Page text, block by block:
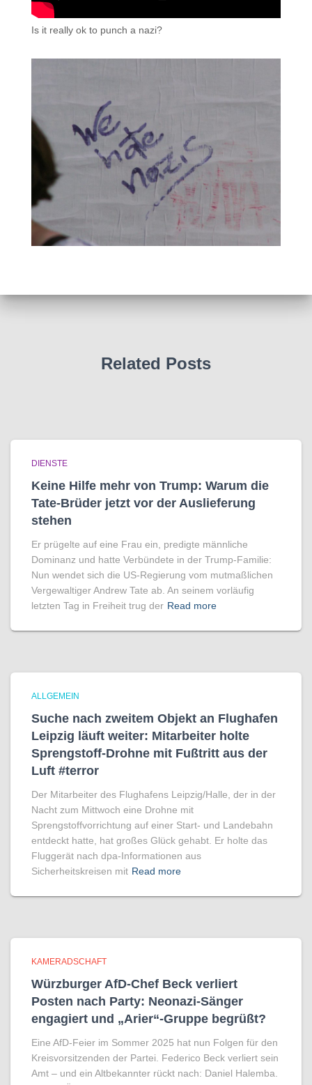
Is it really ok to punch a nazi?
Related Posts
DIENSTE
Keine Hilfe mehr von Trump: Warum die
Tate-Brüder jetzt vor der Auslieferung
stehen
Er prügelte auf eine Frau ein, predigte männliche
Dominanz und hatte Verbündete in der Trump-Familie:
Nun wendet sich die US-Regierung vom mutmaßlichen
Vergewaltiger Andrew Tate ab. An seinem vorläufig
letzten Tag in Freiheit trug der Read more
ALLGEMEIN
Suche nach zweitem Objekt an Flughafen
Leipzig läuft weiter: Mitarbeiter holte
Sprengstoff-Drohne mit Fußtritt aus der
Luft #terror
Der Mitarbeiter des Flughafens Leipzig/Halle, der in der
Nacht zum Mittwoch eine Drohne mit
Sprengstoffvorrichtung auf einer Start- und Landebahn
entdeckt hatte, hat großes Glück gehabt. Er holte das
Fluggerät nach dpa-Informationen aus
Sicherheitskreisen mit Read more
KAMERADSCHAFT
Würzburger AfD-Chef Beck verliert
Posten nach Party: Neonazi-Sänger
engagiert und „Arier“-Gruppe begrüßt?
Eine AfD-Feier im Sommer 2025 hat nun Folgen für den
Kreisvorsitzenden der Partei. Federico Beck verliert sein
Amt – und ein Altbekannter rückt nach: Daniel Halemba.